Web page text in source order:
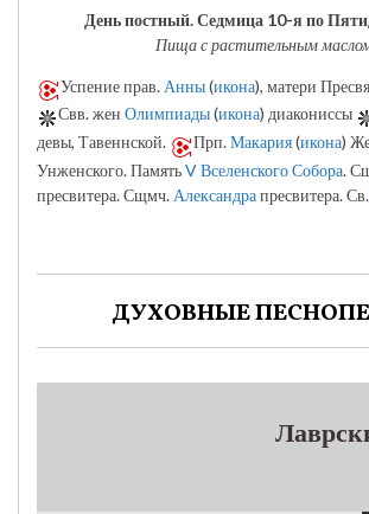
День постный.Седмица 10-я по
Пища с растительным
Успение прав. Анны(икона), матери
Свв. жен Олимпиады(икона) диакониссы
девы, Тавеннской.
Прп.Макария(икона)
Унженского. ПамятьV Вселенского Собора.
пресвитера. Сщмч. Александрапресвитера. Св.
ДУХОВНЫЕ